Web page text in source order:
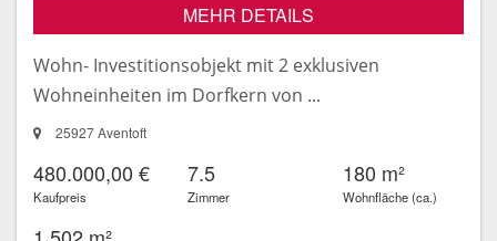
MEHR DETAILS
Wohn- Investitionsobjekt mit 2 exklusiven
Wohneinheiten im Dorfkern von ...
25927 Aventoft
480.000,00 €
Kaufpreis
7.5
Zimmer
180 m²
Wohnfläche (ca.)